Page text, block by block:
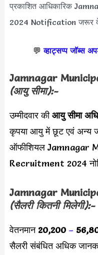
प्रकाशित आधिकारिक
2024 Notification जरूर
💬 व्हाट्सप्प जॉब्स
Jamnagar
(आयु सीमा):-
उम्मीदवार कीआयु सीमा
कृपया आयु में छूट एवं अन्य
ऑफीशियल Jamnagar
Recruitment 2024
Jamnagar
(सैलरी कितनी मिलेगी):-
वेतनमान 20,200 –
सैलरी संबंधित अधिक